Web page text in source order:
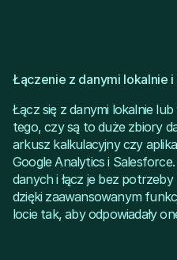
Łączenie z danymi lokalnie
Łącz się z danymi lokalnie
tego, czy są to duże zbiory
arkusz kalkulacyjny czy
Google Analytics i
danych i łącz je bez
dzięki zaawansowanym
locie tak, aby odpowiadały